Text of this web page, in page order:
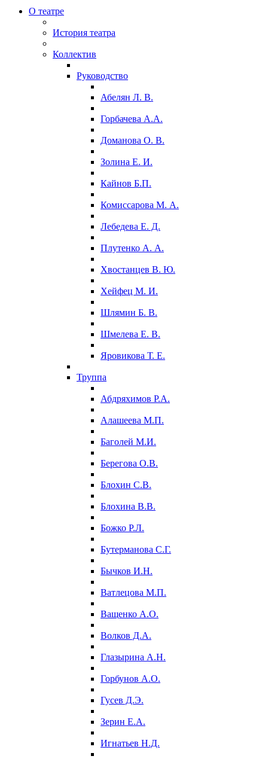
О театре
История театра
Коллектив
Руководство
Абелян Л. В.
Горбачева А.А.
Доманова О. В.
Золина Е. И.
Кайнов Б.П.
Комиссарова М. А.
Лебедева Е. Д.
Плутенко А. А.
Хвостанцев В. Ю.
Хейфец М. И.
Шлямин Б. В.
Шмелева Е. В.
Яровикова Т. Е.
Труппа
Абдряхимов Р.А.
Алашеева М.П.
Баголей М.И.
Берегова О.В.
Блохин С.В.
Блохина В.В.
Божко Р.Л.
Бутерманова С.Г.
Бычков И.Н.
Ватлецова М.П.
Ващенко А.О.
Волков Д.А.
Глазырина А.Н.
Горбунов А.О.
Гусев Д.Э.
Зерин Е.А.
Игнатьев Н.Д.